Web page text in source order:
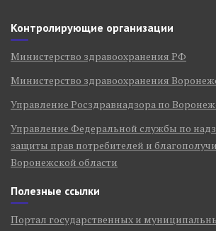
Контролирующие организации
Министерство здравоохранения РФ
Министерство здравоохранения
Управление Росздравнадзора по
Управление Федеральной службы по
защиты прав потребителей и
Воронежской области
Полезные ссылки
Портал государственных и